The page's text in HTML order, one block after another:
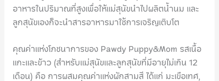
อาหารในปริมาณที่สูงเพื่อให้แม่สุนัขนำไปผลิตน้ำนม และ
ลูกสุนัขเองก็จะนำสารอาหารมาใช้การเจริญเติบโต
คุณค่าแห่งโภชนาการของ Pawdy Puppy&Mom รสเนื้อ
แกะและข้าว (สำหรับแม่สุนัขและลูกสุนัขที่มีอายุไม่เกิน 12
เดือน) คือ การผสมคุณค่าแห่งผักสามสี ได้แก่ มะเขือเทศ,